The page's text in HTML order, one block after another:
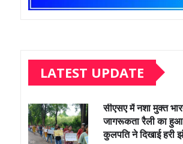
LATEST UPDATE
सीएसए में नशा मुक्त
जागरूकता रैली का
कुलपति ने दिखाई हरी